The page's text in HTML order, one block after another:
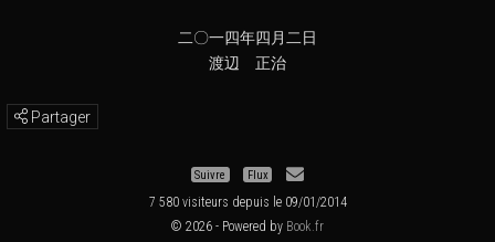
二〇一四年四月二日
渡辺 正治
Partager
Suivre Flux
7 580 visiteurs depuis le 09/01/2014
© 2026 - Powered by Book.fr